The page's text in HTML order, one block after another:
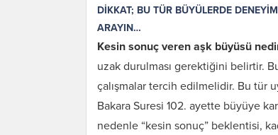
DİKKAT; BU TÜR BÜYÜLERDE
ARAYIN…
Kesin sonuç veren aşk büyüsü
uzak durulması gerektiğini belirtir.
çalışmalar tercih edilmelidir. Bu tür
Bakara Suresi 102. ayette büyüye
nedenle “kesin sonuç” beklentisi,